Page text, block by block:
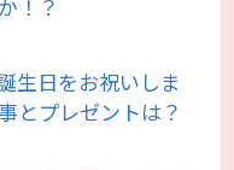
！？
生日をお祝いしま
とプレゼントは？